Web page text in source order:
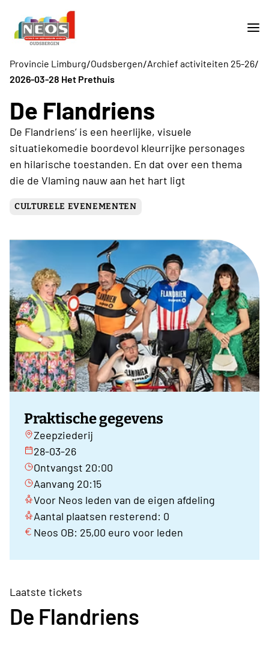
Provincie Limburg/Oudsbergen/Archief activiteiten 25-26/
2026-03-28 Het Prethuis
De Flandriens
De Flandriens’ is een heerlijke, visuele
situatiekomedie boordevol kleurrijke personages
en hilarische toestanden. En dat over een thema
die de Vlaming nauw aan het hart ligt
CULTURELE EVENEMENTEN
Praktische gegevens
Zeepziederij
28-03-26
Ontvangst 20:00
Aanvang 20:15
Voor Neos leden van de eigen afdeling
Aantal plaatsen resterend: 0
Neos OB: 25,00 euro voor leden
Laatste tickets
De Flandriens